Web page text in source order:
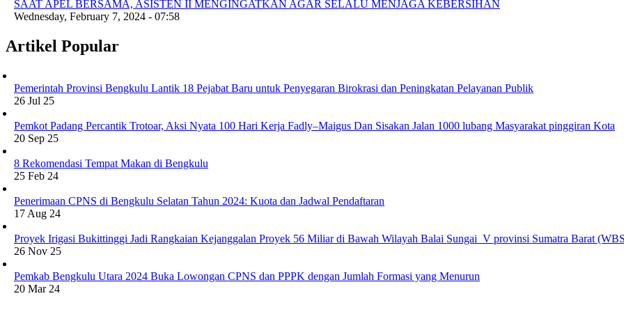
SAAT APEL BERSAMA, ASISTEN II MENGINGATKAN AGAR SELALU MENJAGA KEBERSIHAN
Wednesday, February 7, 2024 - 07:58
Artikel Popular
Pemerintah Provinsi Bengkulu Lantik 18 Pejabat Baru untuk Penyegaran Birokrasi dan Peningkatan Pelayanan Publik
26 Jul 25
Pemkot Padang Percantik Trotoar, Aksi Nyata 100 Hari Kerja Fadly–Maigus Dan Sisakan Jalan 1000 lubang Masyarakat pinggiran Kota
20 Sep 25
8 Rekomendasi Tempat Makan di Bengkulu
25 Feb 24
Penerimaan CPNS di Bengkulu Selatan Tahun 2024: Kuota dan Jadwal Pendaftaran
17 Aug 24
Proyek Irigasi Bukittinggi Jadi Rangkaian Kejanggalan Proyek 56 Miliar di Bawah Wilayah Balai Sungai V provinsi Sumatra Barat
26 Nov 25
Pemkab Bengkulu Utara 2024 Buka Lowongan CPNS dan PPPK dengan Jumlah Formasi yang Menurun
20 Mar 24